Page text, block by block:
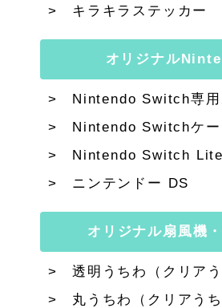
キラキラステッカー
オリジナル
Nintendo Switch専用
Nintendo Switchケー
Nintendo Switch Lite
ニンテンドー DS
オリジナル扇風機
透明うちわ（クリアう
丸うちわ（クリアうち